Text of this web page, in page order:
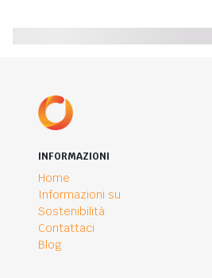
INFORMAZIONI
Home
Informazioni su
Sostenibilità
Contattaci
Blog